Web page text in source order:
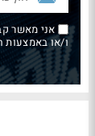
אני מאשר
ו/או באמצעות